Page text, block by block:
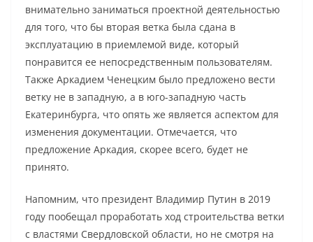
внимательно заниматься проектной деятельностью
для того, что бы вторая ветка была сдана в
эксплуатацию в приемлемой виде, который
понравится ее непосредственным пользователям.
Также Аркадием Ченецким было предложено вести
ветку не в западную, а в юго-западную часть
Екатеринбурга, что опять же является аспектом для
изменения документации. Отмечается, что
предложение Аркадия, скорее всего, будет не
принято.
Напомним, что президент Владимир Путин в 2019
году пообещал проработать ход строительства ветки
с властями Свердловской области, но не смотря на